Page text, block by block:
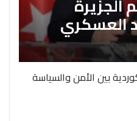
العسكري
بين الأمن والسياسة